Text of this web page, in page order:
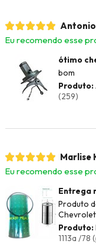
Antonio
Eu recomendo esse
ótimo
bom
Produto:
(259)
Marlise
Eu recomendo esse
Entrega
Produto
Chevrolet
Produto:
1113a /78